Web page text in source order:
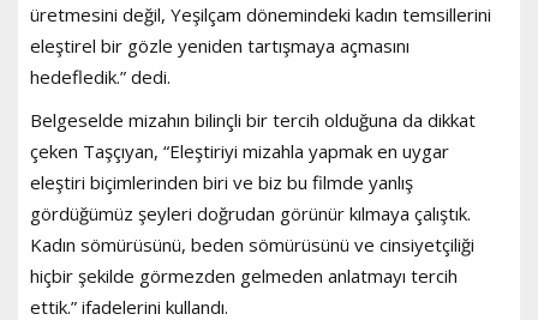
üretmesini değil, Yeşilçam dönemindeki kadın temsillerini
eleştirel bir gözle yeniden tartışmaya açmasını
hedefledik.” dedi.
Belgeselde mizahın bilinçli bir tercih olduğuna da dikkat
çeken Taşçıyan, “Eleştiriyi mizahla yapmak en uygar
eleştiri biçimlerinden biri ve biz bu filmde yanlış
gördüğümüz şeyleri doğrudan görünür kılmaya çalıştık.
Kadın sömürüsünü, beden sömürüsünü ve cinsiyetçiliği
hiçbir şekilde görmezden gelmeden anlatmayı tercih
ettik.” ifadelerini kullandı.